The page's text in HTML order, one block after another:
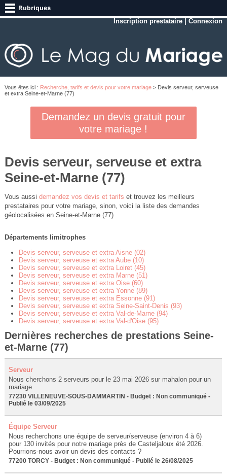
Inscription prestataire |Connexion
Vous êtes ici : Recherche, tarifs et devis pour votre mariage> Devis serveur, serveuse
et extra Seine-et-Marne (77)
Demandez un devis gratuit pour
votre mariage !
Devis serveur, serveuse et extra
Seine-et-Marne (77)
Vous aussi demandez vos devis et tarifs et trouvez les meilleurs
prestataires pour votre mariage, sinon, voici la liste des demandes
géolocalisées en Seine-et-Marne (77)
Départements limitrophes
Devis serveur, serveuse et extra Aisne (02)
Devis serveur, serveuse et extra Aube (10)
Devis serveur, serveuse et extra Loiret (45)
Devis serveur, serveuse et extra Marne (51)
Devis serveur, serveuse et extra Oise (60)
Devis serveur, serveuse et extra Yonne (89)
Devis serveur, serveuse et extra Essonne (91)
Devis serveur, serveuse et extra Seine-Saint-Denis (93)
Devis serveur, serveuse et extra Val-de-Marne (94)
Devis serveur, serveuse et extra Val-d'Oise (95)
Dernières recherches de prestations Seine-
et-Marne (77)
Serveur
Nous cherchons 2 serveurs pour le 23 mai 2026 sur mahalon pour un
mariage
77230 VILLENEUVE-SOUS-DAMMARTIN - Budget : Non communiqué -
Publié le 03/09/2025
Équipe Serveur
Nous recherchons une équipe de serveur/serveuse (environ 4 à 6)
pour 130 invités pour notre mariage près de Casteljaloux été 2026.
Pourrions-nous avoir un devis des contacts ?
77200 TORCY - Budget : Non communiqué - Publié le 26/08/2025